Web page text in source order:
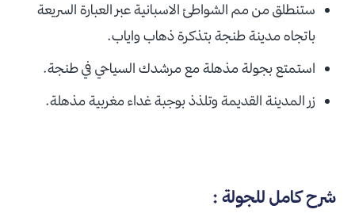
ستنطلق من مم الشواطئ الاسبانية عبر العبارة السريعة
باتجاه مدينة طنجة بتذكرة ذهاب واياب.
استمتع بجولة مذهلة مع مرشدك السياحي في طنجة.
زر المدينة القديمة وتلذذ بوجبة غداء مغربية مذهلة.
شرح كامل للجولة :